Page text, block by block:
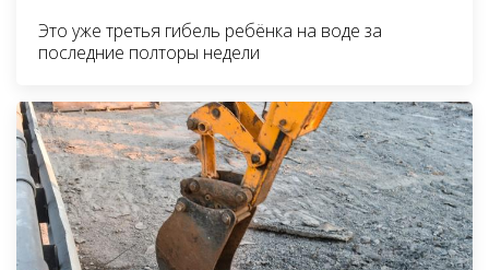
Это уже третья гибель ребёнка на воде за
последние полторы недели